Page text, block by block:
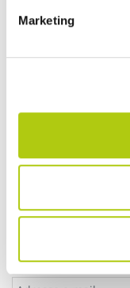
Marketing
M. Mme
Adresse e-mail